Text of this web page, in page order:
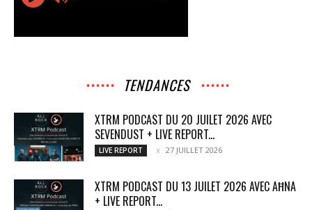
TENDANCES
XTRM PODCAST DU 20 JUILET 2026 AVEC
SEVENDUST + LIVE REPORT...
LIVE REPORT 27 JUILLET 2026
XTRM PODCAST DU 13 JUILET 2026 AVEC AĦNA
+ LIVE REPORT...